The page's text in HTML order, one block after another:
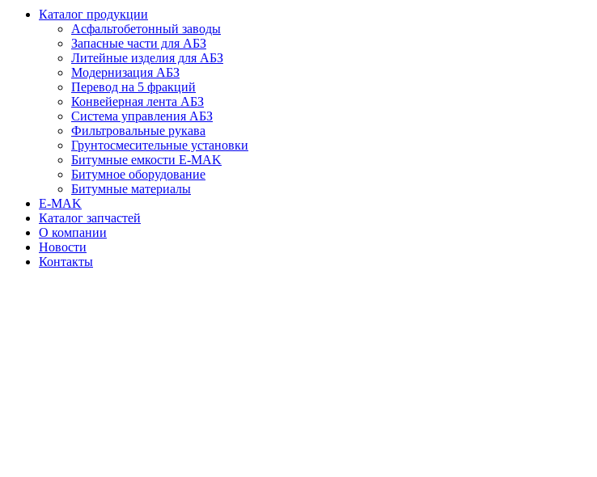
Каталог продукции
Асфальтобетонный заводы
Запасные части для АБЗ
Литейные изделия для АБЗ
Модернизация АБЗ
Перевод на 5 фракций
Конвейерная лента АБЗ
Система управления АБЗ
Фильтровальные рукава
Грунтосмесительные установки
Битумные емкости E-MAK
Битумное оборудование
Битумные материалы
E-MAK
Каталог запчастей
О компании
Новости
Контакты